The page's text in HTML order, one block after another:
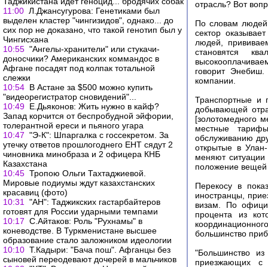
11:00 Л.Джансугурова: Генетиками был
выделен кластер "чингизидов", однако... до
сих пор не доказано, что такой генотип был у
Чингисхана
10:55 "Ангелы-хранители" или стукачи-
доносчики? Американских коммандос в
Афгане посадят под колпак тотальной
слежки
10:54 В Астане за $500 можно купить
"видеорегистратор сновидений"...
10:49 Е.Дьяконов: Жить нужно в кайф?
Запад корчится от беспробудной эйфории,
толерантной ереси и пьяного угара
10:47 "Э-К": Шпаргалка с госсекретом. За
утечку ответов прошлогоднего ЕНТ сядут 2
чиновника минобраза и 2 офицера КНБ
Казахстана
10:45 Тропою Ольги Тахтаджиевой.
Мировые подиумы ждут казахстанских
красавиц (фото)
10:31
"АН": Таджикских гастарбайтеров
готовят для России ударными темпами
10:17 С.Айтаков: Роль "Рухнамы" в
коневодстве. В Туркменистане высшее
образование стало заложником идеологии
10:10 Т.Кадыри: "Бача пош". Афганцы без
сыновей переодевают дочерей в мальчиков
отрасль? Вот
По словам
сектор
людей,
становятся
говорит
компании.
Транспортные и
добывающей
[золотомедного
местные
обслуживанию
открытые в
меняют ситуации
положение вещей
Перекосу в
иностранцы,
визам. По
процента из
большинство
"Большинство
приезжающих с